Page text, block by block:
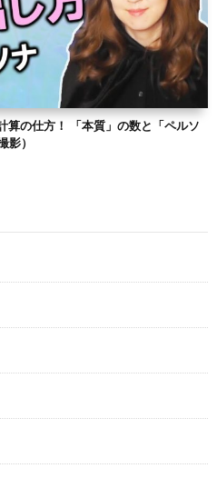
算の仕方！ 「本質」の数と「ペルソ
）